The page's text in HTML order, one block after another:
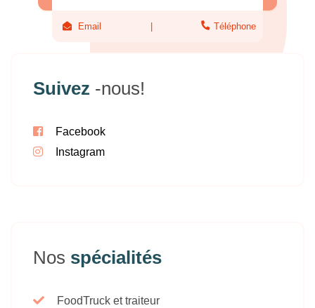
Email Téléphone
Suivez -nous!
Facebook
Instagram
Nos spécialités
FoodTruck et traiteur